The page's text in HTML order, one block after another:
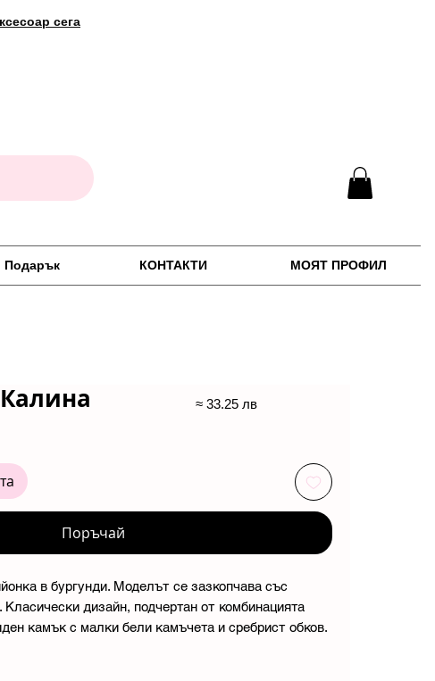
сега
Подарък КОНТАКТИ МОЯТ ПРОФИЛ
Поръчай
в бургунди. Моделът се зазкопчава със
Класически дизайн, подчертан от комбинацията
камък с малки бели камъчета и сребрист обков.
≈ 33.25 лв